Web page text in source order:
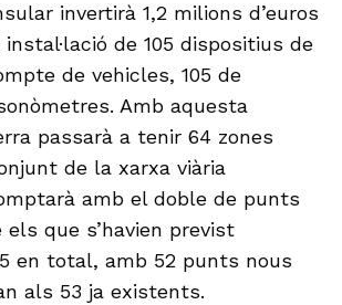
invertirà 1,2 milions d’euros
de 105 dispositius de
de vehicles, 105 de
Amb aquesta
passarà a tenir 64 zones
de la xarxa viària
amb el doble de punts
que s’havien previst
en total, amb 52 punts nous
als 53 ja existents.